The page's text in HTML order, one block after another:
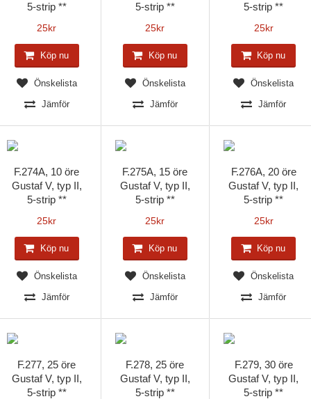
5-strip **
25kr
Köp nu
Önskelista
Jämför
5-strip **
25kr
Köp nu
Önskelista
Jämför
5-strip **
25kr
Köp nu
Önskelista
Jämför
F.274A, 10 öre
Gustaf V, typ II,
5-strip **
25kr
Köp nu
Önskelista
Jämför
F.275A, 15 öre
Gustaf V, typ II,
5-strip **
25kr
Köp nu
Önskelista
Jämför
F.276A, 20 öre
Gustaf V, typ II,
5-strip **
25kr
Köp nu
Önskelista
Jämför
F.277, 25 öre
Gustaf V, typ II,
5-strip **
F.278, 25 öre
Gustaf V, typ II,
5-strip **
F.279, 30 öre
Gustaf V, typ II,
5-strip **